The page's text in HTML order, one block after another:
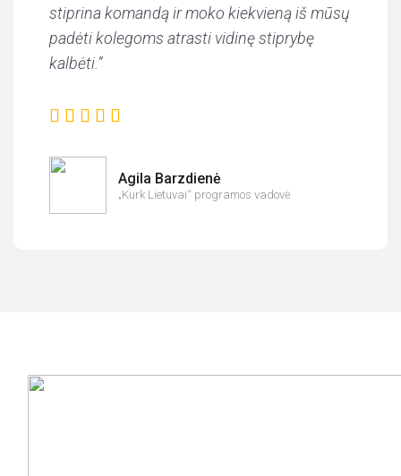
stiprina komandą ir moko kiekvieną iš mūsų
padėti kolegoms atrasti vidinę stiprybę
kalbėti.”
Agila Barzdienė
„Kurk Lietuvai“ programos vadovė